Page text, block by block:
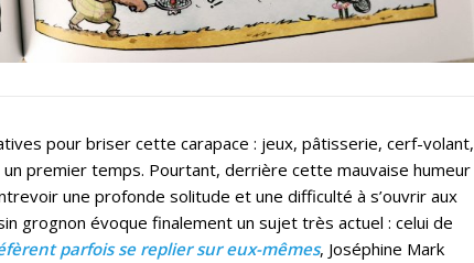
pour briser cette carapace : jeux, pâtisserie, cerf-volant,
premier temps. Pourtant, derrière cette mauvaise humeur
une profonde solitude et une difficulté à s’ouvrir aux
grognon évoque finalement un sujet très actuel : celui de
parfois se replier sur eux-mêmes, Joséphine Mark